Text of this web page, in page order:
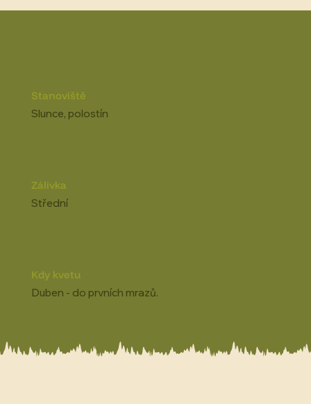
Stanoviště
Slunce, polostín
Zálivka
Střední
Kdy kvetu
Duben - do prvních mrazů.